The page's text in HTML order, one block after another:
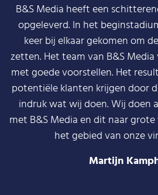
B&S Media heeft een
opgeleverd. In het
keer bij elkaar gekomen om
zetten. Het team van B&S
met goede voorstellen. Het
potentiële klanten krijgen door
indruk wat wij doen. Wij doen
met B&S Media en dit naar
het gebied van onze
Martijn